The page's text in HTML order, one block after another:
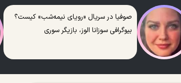
صوفیا در سریال «رویای نیمه‌شب» کیست؟
بیوگرافی سوزانا الوز، بازیگر سوری